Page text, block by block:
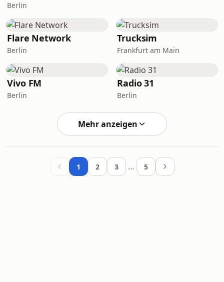
Berlin
Flare Network
Berlin
Trucksim
Frankfurt am Main
Vivo FM
Berlin
Radio 31
Berlin
Mehr anzeigen
1 2 3 … 5